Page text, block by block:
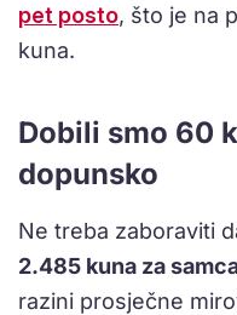
pet posto, što je na
kuna.
Dobili smo 60
dopunsko
Ne treba zaboraviti
2.485 kuna za
razini prosječne